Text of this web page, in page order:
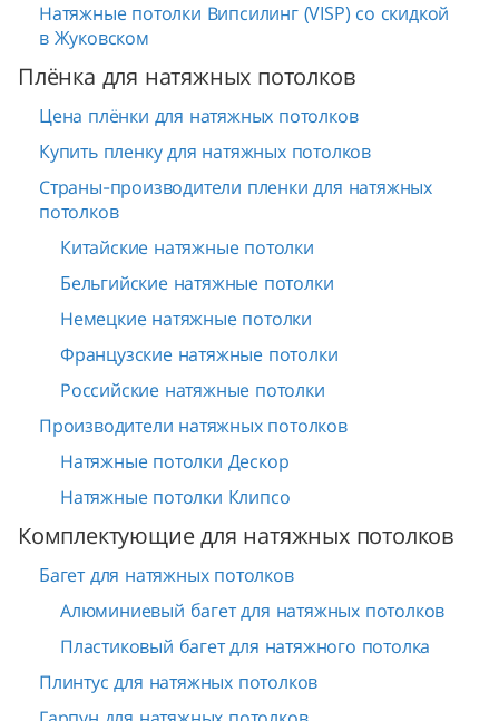
Натяжные потолки Випсилинг (VISP) со скидкой
в Жуковском
Плёнка для натяжных потолков
Цена плёнки для натяжных потолков
Купить пленку для натяжных потолков
Страны-производители пленки для натяжных
потолков
Китайские натяжные потолки
Бельгийские натяжные потолки
Немецкие натяжные потолки
Французские натяжные потолки
Российские натяжные потолки
Производители натяжных потолков
Натяжные потолки Дескор
Натяжные потолки Клипсо
Комплектующие для натяжных потолков
Багет для натяжных потолков
Алюминиевый багет для натяжных потолков
Пластиковый багет для натяжного потолка
Плинтус для натяжных потолков